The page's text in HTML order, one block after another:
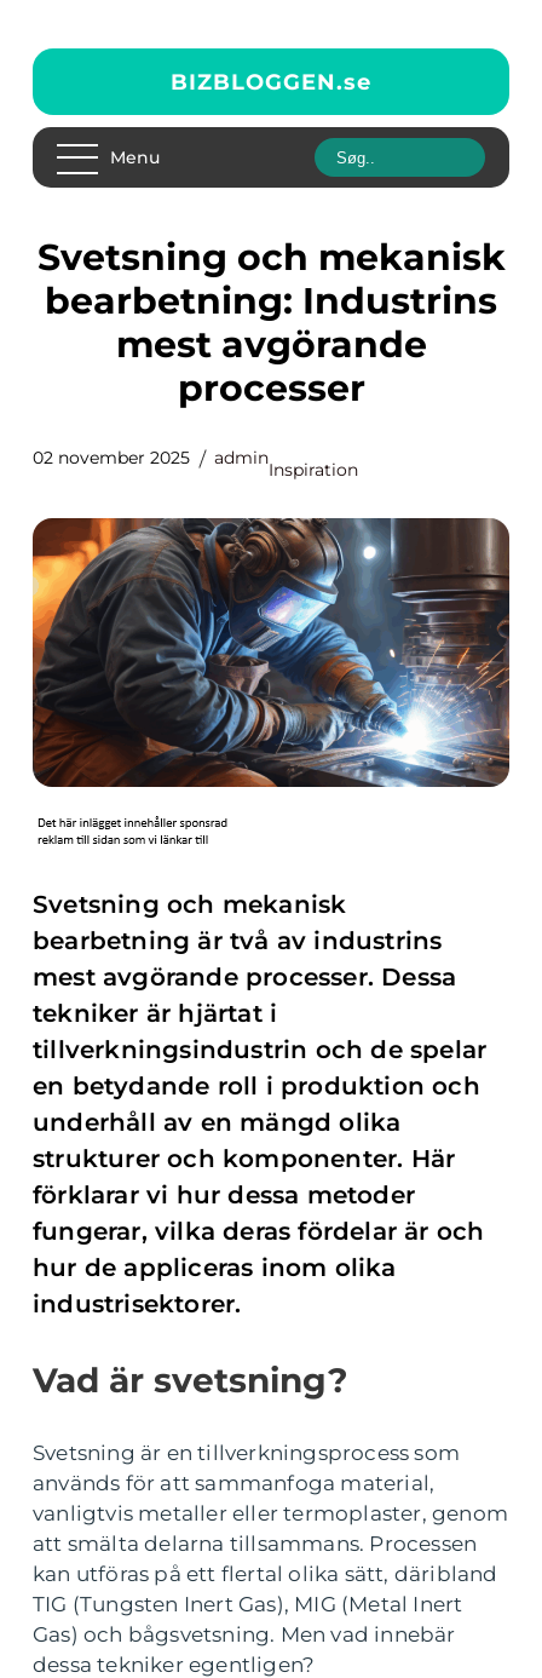
BIZBLOGGEN.se
Menu
Svetsning och mekanisk
bearbetning: Industrins
mest avgörande
processer
02 november 2025 admin
Inspiration
Svetsning och mekanisk
bearbetning är två av industrins
mest avgörande processer. Dessa
tekniker är hjärtat i
tillverkningsindustrin och de spelar
en betydande roll i produktion och
underhåll av en mängd olika
strukturer och komponenter. Här
förklarar vi hur dessa metoder
fungerar, vilka deras fördelar är och
hur de appliceras inom olika
industrisektorer.
Vad är svetsning?
Svetsning är en tillverkningsprocess som
används för att sammanfoga material,
vanligtvis metaller eller termoplaster, genom
att smälta delarna tillsammans. Processen
kan utföras på ett flertal olika sätt, däribland
TIG (Tungsten Inert Gas), MIG (Metal Inert
Gas) och bågsvetsning. Men vad innebär
dessa tekniker egentligen?